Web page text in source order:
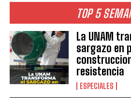
TOP 5
La UNAM
sargazo en
resistencia
ESPECIALES